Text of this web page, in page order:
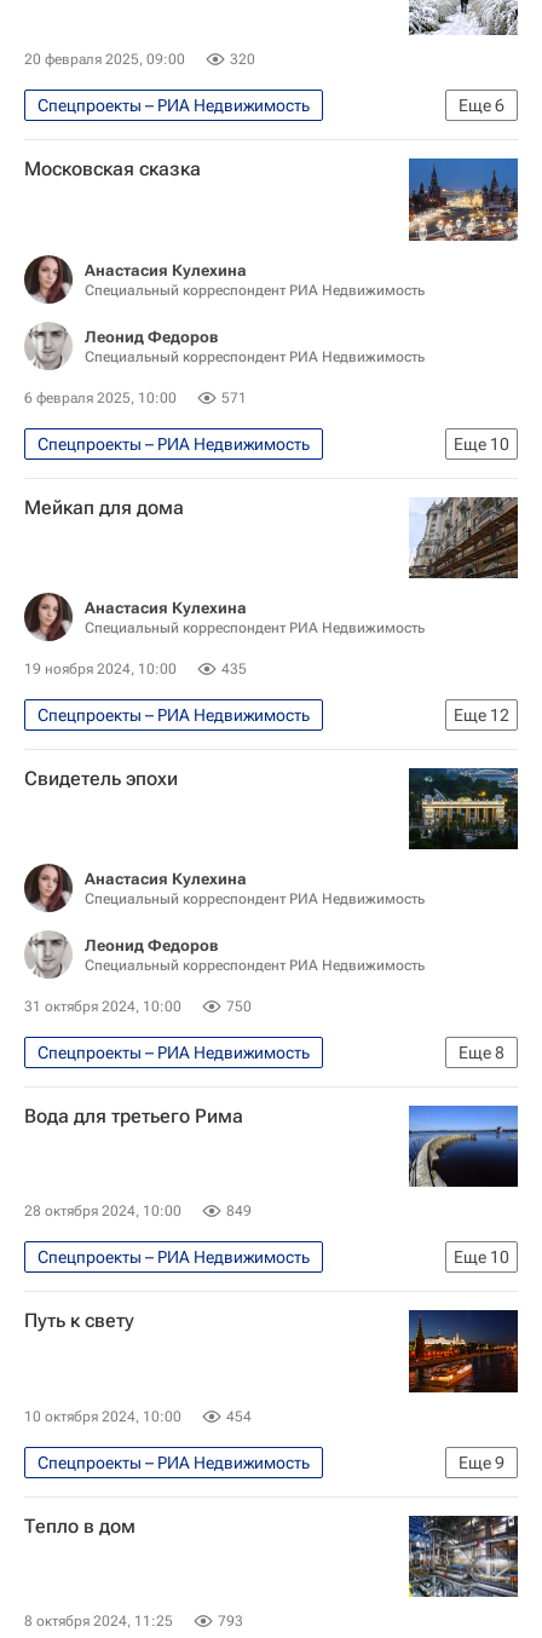
20 февраля 2025, 09:00 320
Еще6
Спецпроекты – РИА Недвижимость
Москва
Москва Сегодня: мегаполис для жизни
Городское хозяйство Москвы
Комплекс городского хозяйства Москвы
ЖКХ
Московская сказка
Анастасия Кулехина
Специальный корреспондент РИА Недвижимость
Леонид Федоров
Специальный корреспондент РИА Недвижимость
6 февраля 2025, 10:00 571
Еще 10
Спецпроекты – РИА Недвижимость
Город: детали – РИА Недвижимость
Городское хозяйство Москвы
Городская среда
Москва Сегодня: мегаполис для жизни
Москва
Новый Арбат
Снегурочка
Мейкап для дома
Анастасия Кулехина
Специальный корреспондент РИА Недвижимость
19 ноября 2024, 10:00 435
Еще 12
Спецпроекты – РИА Недвижимость
Москва Сегодня: мегаполис для жизни
Москва
Капремонт в Москве
Городское хозяйство Москвы
Комплекс городского хозяйства Москвы
ЖКХ
Россия
Город: детали – РИА Недвижимость
Мосжилинспекция
Свидетель эпохи
Анастасия Кулехина
Специальный корреспондент РИА Недвижимость
Леонид Федоров
Специальный корреспондент РИА Недвижимость
31 октября 2024, 10:00 750
Еще8
Спецпроекты – РИА Недвижимость
Москва Сегодня: мегаполис для жизни
Москва
Городское хозяйство Москвы
Городская среда
Благоустройство
Парки
Парк культуры имени Горького
Вода для третьего Рима
28 октября 2024, 10:00 849
Еще 10
Спецпроекты – РИА Недвижимость
Водоснабжение
Москва Сегодня: мегаполис для жизни
Комплекс городского хозяйства Москвы
ЖКХ
Москва
Город: детали – РИА Недвижимость
Мосводоканал
Путь к свету
10 октября 2024, 10:00 454
Еще9
Спецпроекты – РИА Недвижимость
Городское хозяйство Москвы
Комплекс городского хозяйства Москвы
Москва Сегодня: мегаполис для жизни
Тепло в дом
8 октября 2024, 11:25 793